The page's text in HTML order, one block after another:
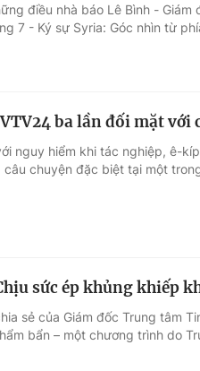
Chất
điều nhà báo Lê Bình -
7 - Ký sự Syria: Góc nhìn từ
ba lần đối mặt với
nguy hiểm khi tác nghiệp, ê-
câu chuyện đặc biệt tại một
sức ép khủng khiếp
sẻ của Giám đốc Trung tâm
bẩn – một chương trình do